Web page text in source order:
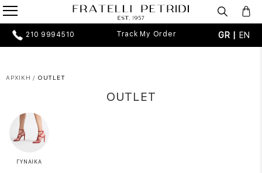
210 9994510 Track My Order GR | EN
ΑΡΧΙΚΗ / OUTLET
OUTLET
ΓΥΝΑΙΚΑ